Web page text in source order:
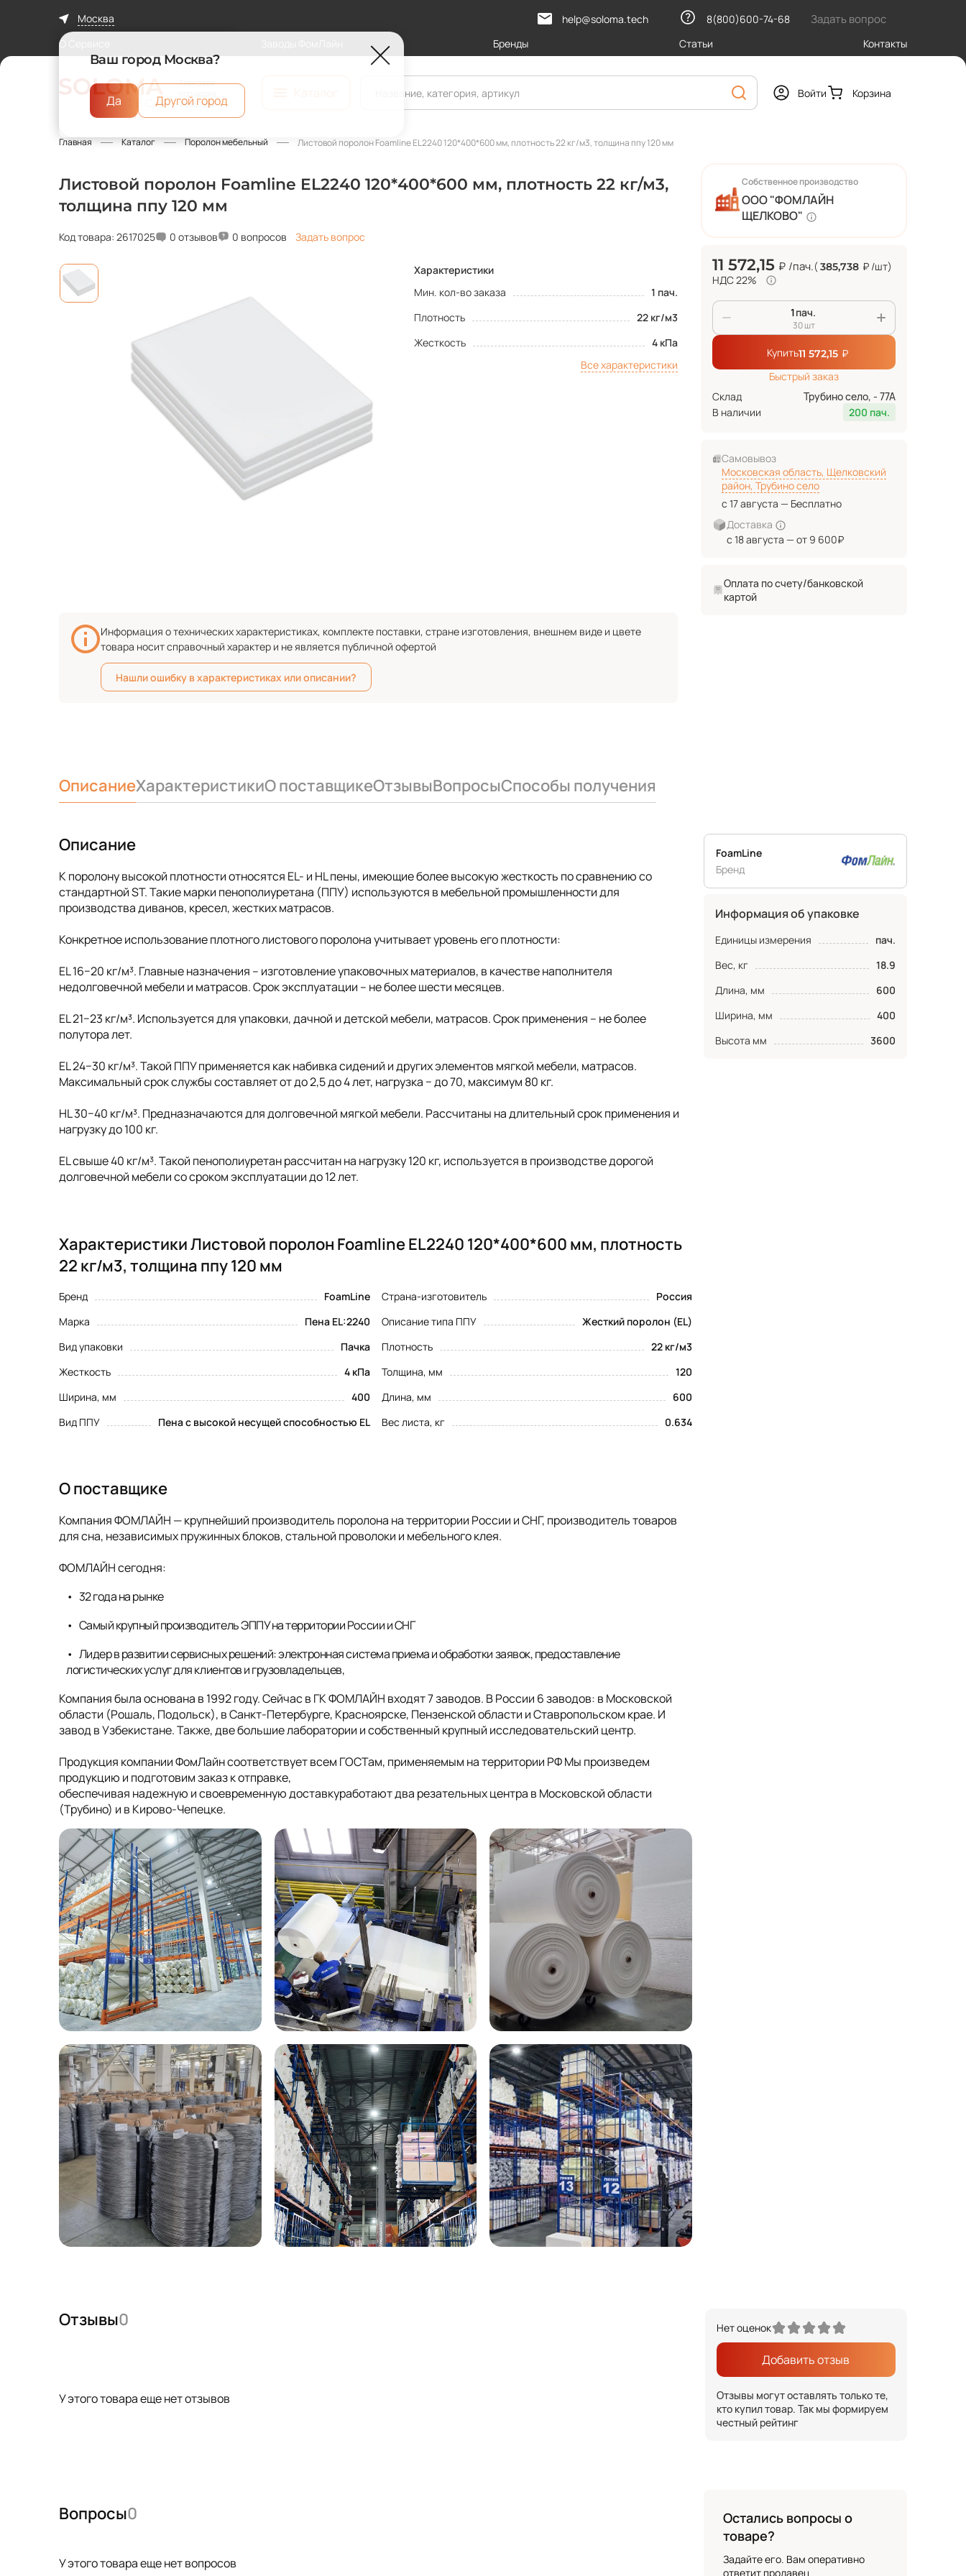
Москва help@soloma.tech 8(800)600-74-68 Задать вопрос
О Сервисе Бренды Статьи Контакты
Торговая
ФомЛайн
Войти Корзина
Главная Каталог Поролон мебельный Листовой поролон Foamline EL2240 120*400*600 мм, плотность 22 кг/м3, толщина ппу 120 мм
Листовой поролон Foamline EL2240 120*400*600 мм, плотность 22 кг/м3,
толщина ппу 120 мм
Код товара: 2617025 0 отзывов 0 вопросов Задать вопрос
Характеристики
Мин. кол-во заказа
1 пач.
Плотность
22 кг/м3
Жесткость
4 кПа
Все характеристики
Собственное производство
ООО "ФОМЛАЙН
ЩЕЛКОВО"
11 572,15 ₽ /пач.(385,738 ₽ /шт)
НДС 22%
пач.
30 шт
Купить11 572,15 ₽
Быстрый заказ
Склад
Трубино село, - 77А
В наличии
200 пач.
Самовывоз
Московская область, Щелковский
район, Трубино село
с 17 августа — Бесплатно
Доставка
с 18 августа — от 9 600₽
Оплата по счету/банковской
картой
Информация о технических характеристиках, комплекте поставки, стране изготовления, внешнем виде и цвете
товара носит справочный характер и не является публичной офертой
Нашли ошибку в характеристиках или описании?
ОписаниеХарактеристикиО поставщикеОтзывыВопросыСпособы получения
Описание
К поролону высокой плотности относятся EL- и HL пены, имеющие более высокую жесткость по сравнению со
стандартной ST. Такие марки пенополиуретана (ППУ) используются в мебельной промышленности для
производства диванов, кресел, жестких матрасов.
Конкретное использование плотного листового поролона учитывает уровень его плотности:
EL 16−20 кг/м³. Главные назначения – изготовление упаковочных материалов, в качестве наполнителя
недолговечной мебели и матрасов. Срок эксплуатации – не более шести месяцев.
EL 21−23 кг/м³. Используется для упаковки, дачной и детской мебели, матрасов. Срок применения – не более
полутора лет.
EL 24−30 кг/м³. Такой ППУ применяется как набивка сидений и других элементов мягкой мебели, матрасов.
Максимальный срок службы составляет от до 2,5 до 4 лет, нагрузка − до 70, максимум 80 кг.
HL 30−40 кг/м³. Предназначаются для долговечной мягкой мебели. Рассчитаны на длительный срок применения и
нагрузку до 100 кг.
EL свыше 40 кг/м³. Такой пенополиуретан рассчитан на нагрузку 120 кг, используется в производстве дорогой
долговечной мебели со сроком эксплуатации до 12 лет.
Характеристики Листовой поролон Foamline EL2240 120*400*600 мм, плотность
22 кг/м3, толщина ппу 120 мм
Бренд FoamLine Страна-изготовитель
Россия
Марка
Пена EL:2240 Описание типа ППУ
Жесткий поролон (EL)
Вид упаковки
Пачка Плотность
22 кг/м3
Жесткость
4 кПа Толщина, мм
120
Ширина, мм
400 Длина, мм
600
Вид ППУ
Пена с высокой несущей способностью EL Вес листа, кг 0.634
О поставщике
Компания ФОМЛАЙН — крупнейший производитель поролона на территории России и СНГ, производитель товаров
для сна, независимых пружинных блоков, стальной проволоки и мебельного клея.
ФОМЛАЙН сегодня:
32 года на рынке
Самый крупный производитель ЭППУ на территории России и СНГ
Лидер в развитии сервисных решений: электронная система приема и обработки заявок, предоставление
логистических услуг для клиентов и грузовладельцев,
Компания была основана в 1992 году. Сейчас в ГК ФОМЛАЙН входят 7 заводов. В России 6 заводов: в Московской
области (Рошаль, Подольск), в Санкт-Петербурге, Красноярске, Пензенской области и Ставропольском крае. И
завод в Узбекистане. Также, две большие лаборатории и собственный крупный исследовательский центр.
Продукция компании ФомЛайн соответствует всем ГОСТам, применяемым на территории РФ Мы произведем
продукцию и подготовим заказ к отправке,
обеспечивая надежную и своевременную доставкуработают два резательных центра в Московской области
(Трубино) и в Кирово-Чепецке.
FoamLine
Бренд
Информация об упаковке
Единицы измерения
пач.
Вес, кг
18.9
Длина, мм
600
Ширина, мм
400
Высота мм
3600
Отзывы0
У этого товара еще нет отзывов
Нет оценок
Добавить отзыв
Отзывы могут оставлять только те,
кто купил товар. Так мы формируем
честный рейтинг
Вопросы0
У этого товара еще нет вопросов
Остались вопросы о
товаре?
Задайте его. Вам оперативно
ответит продавец
Ваш город Москва?
Да Другой город